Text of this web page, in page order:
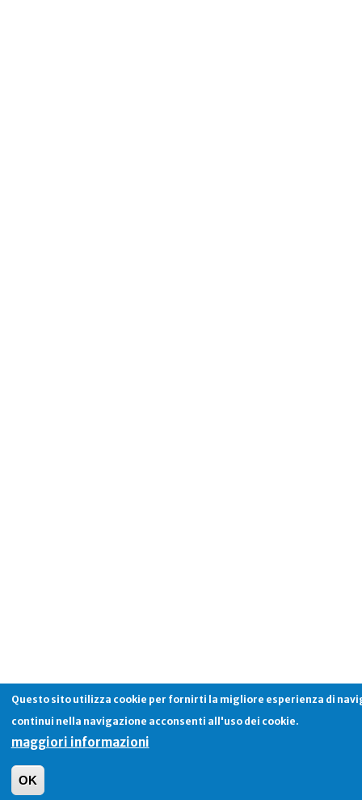
Questo sito utilizza cookie per fornirti la migliore esperienza di
continui nella navigazione acconsenti all'uso dei cookie.
maggiori informazioni
OK